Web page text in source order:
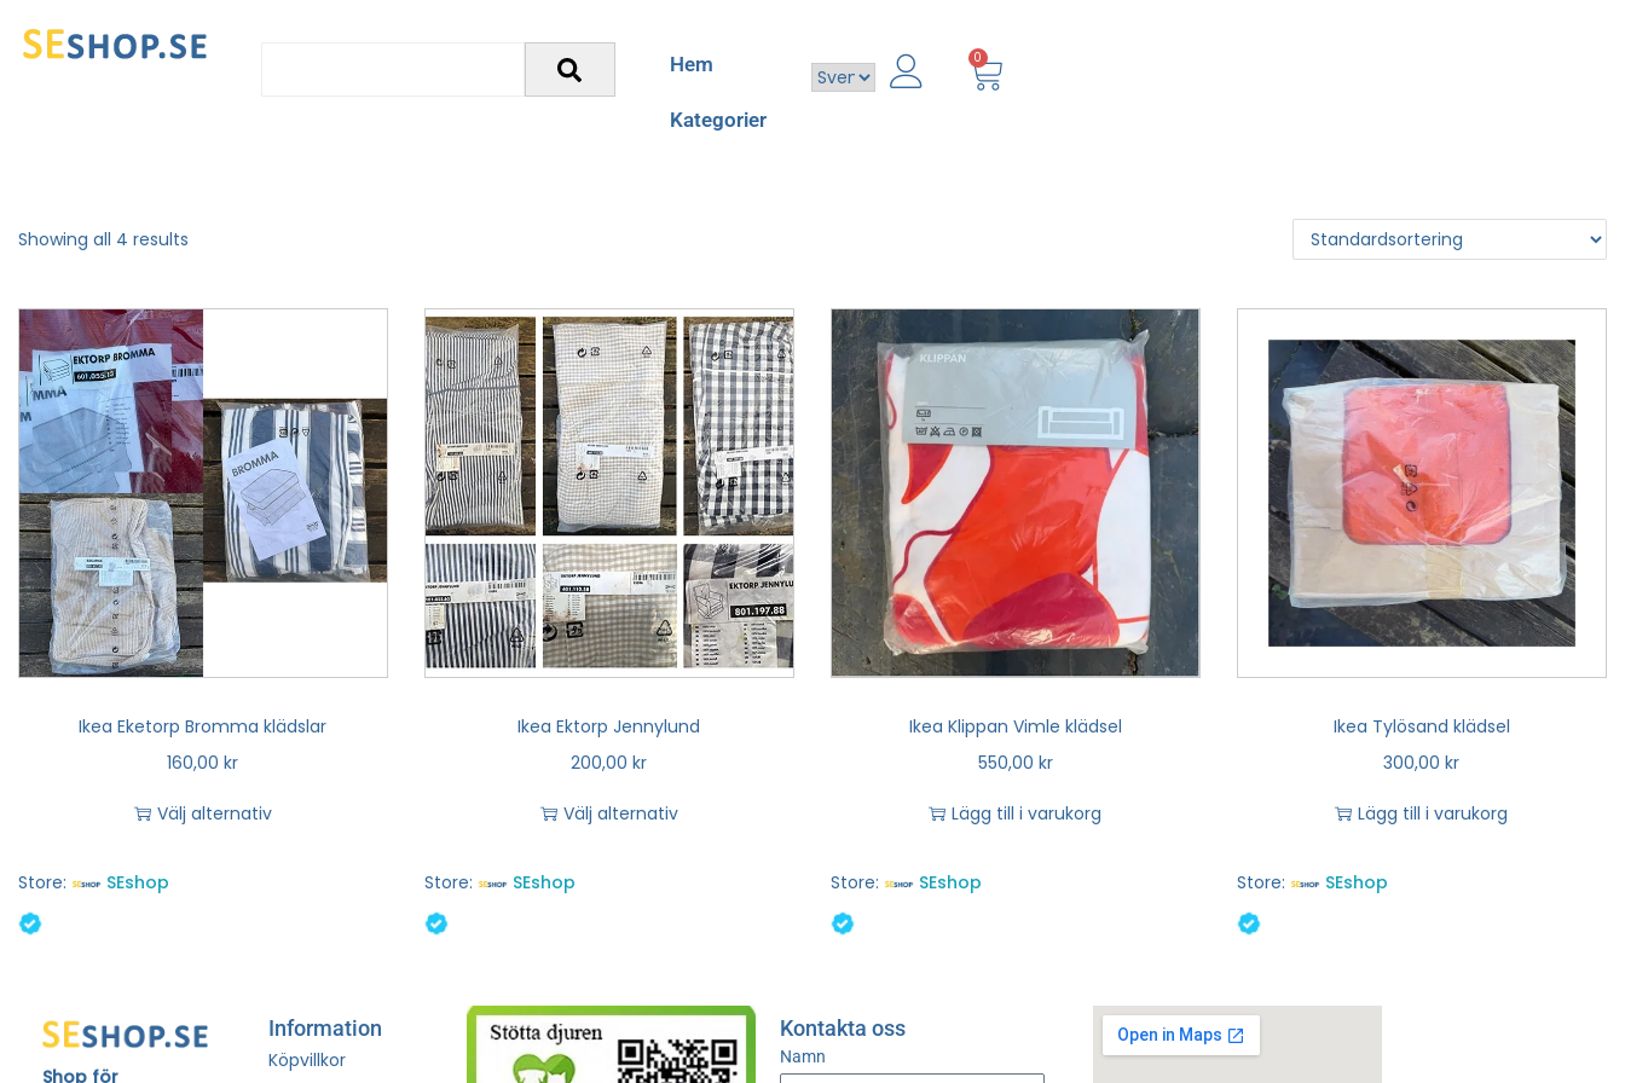
Hem
Kategorier
0
Showing all 4 results
Ikea Eketorp Bromma klädslar
160,00kr
Välj alternativ
Store: SEshop
Ikea Ektorp Jennylund
200,00kr
Välj alternativ
Store: SEshop
Ikea Klippan Vimle klädsel
550,00 kr
Lägg till i varukorg
Store: SEshop
Ikea Tylösand klädsel
300,00kr
Lägg till i varukorg
Store: SEshop
Shop för
Information
Köpvillkor
Kontakta oss
Namn